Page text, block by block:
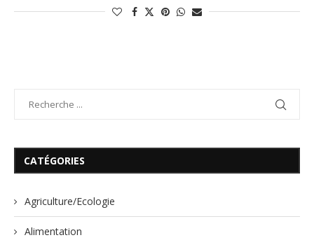
CATÉGORIES
Agriculture/Ecologie
Alimentation